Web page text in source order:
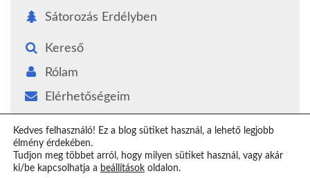
Sátorozás Erdélyben
Kereső
Rólam
Elérhetőségeim
Epilógus
Kedves felhasználó! Ez a blog sütiket használ, a lehető legjobb
élmény érdekében.
Tudjon meg többet arról, hogy milyen sütiket használ, vagy akár
ki/be kapcsolhatja a beállítások oldalon.